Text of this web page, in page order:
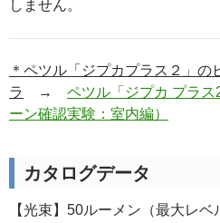
しません。
＊ペツル「ジプカプラス２」の
ラ
→ ペツル「ジプカ プラ
ーン確認実験：室内編）
カタログデータ
【光束】50ルーメン（最大レベ